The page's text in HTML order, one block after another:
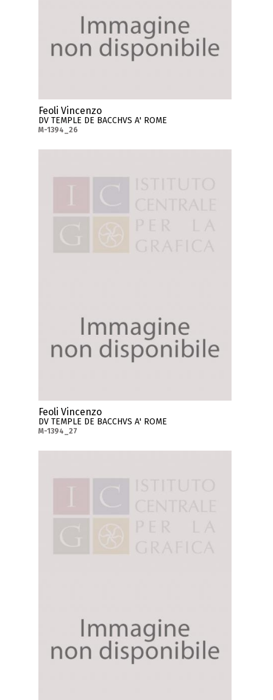
Feoli Vincenzo
DV TEMPLE DE BACCHVS A' ROME
M-1394_26
Feoli Vincenzo
DV TEMPLE DE BACCHVS A' ROME
M-1394_27